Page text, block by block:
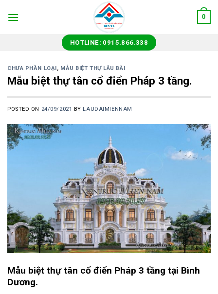
0
HOTLINE: 0915.866.338
CHƯA PHẦN LOẠI, MẪU BIỆT THỰ LÂU ĐÀI
Mẫu biệt thự tân cổ điển Pháp 3 tầng.
POSTED ON 24/09/2021 BY LAUDAIMIENNAM
Mẫu biệt thự tân cổ điển Pháp 3 tầng tại Bình
Dương.